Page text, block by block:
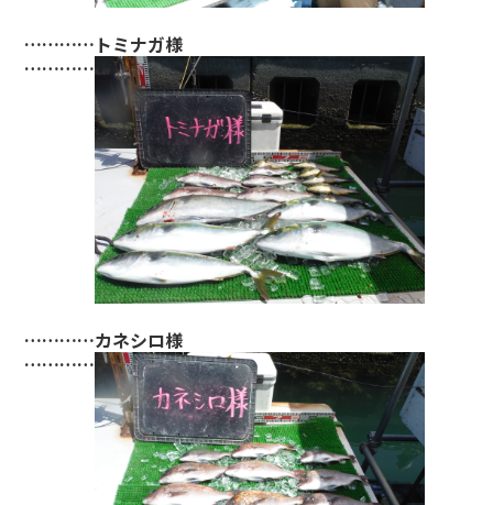
…………トミナガ様
…………
…………カネシロ様
…………